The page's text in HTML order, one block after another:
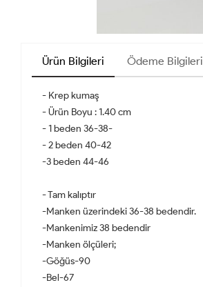
Ürün Bilgileri Ödeme Bilgileri
- Krep kumaş
- Ürün Boyu : 1.40 cm
- 1 beden 36-38-
- 2 beden 40-42
-3 beden 44-46
- Tam kalıptır
-Manken üzerindeki 36-38 bedendir.
-Mankenimiz 38 bedendir
-Manken ölçüleri;
-Göğüs-90
-Bel-67